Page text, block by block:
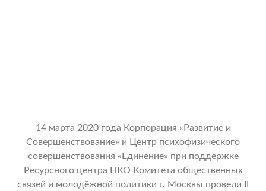
14 марта 2020 года Корпорация «Развитие и
Совершенствование» и Центр психофизического
совершенствования «Единение» при поддержке
Ресурсного центра НКО Комитета общественных
связей и молодёжной политики г. Москвы провели II